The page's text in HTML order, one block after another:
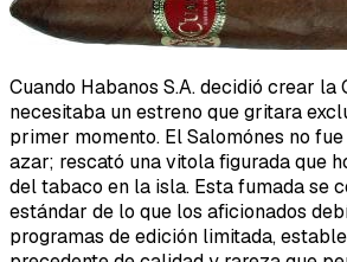
Cuando Habanos S.A. decidió crear la
necesitaba un estreno que gritara
primer momento. El Salomónes no
azar; rescató una vitola figurada que
del tabaco en la isla. Esta fumada se
estándar de lo que los aficionados
programas de edición limitada,